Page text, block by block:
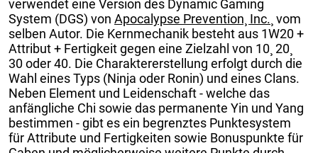
verwendet eine Version des Dynamic Gaming
System (DGS) von Apocalypse Prevention¸ Inc. ¸ vom
selben Autor. Die Kernmechanik besteht aus 1W20 +
Attribut + Fertigkeit gegen eine Zielzahl von 10¸ 20¸
30 oder 40. Die Charaktererstellung erfolgt durch die
Wahl eines Typs (Ninja oder Ronin) und eines Clans.
Neben Element und Leidenschaft - welche das
anfängliche Chi sowie das permanente Yin und Yang
bestimmen - gibt es ein begrenztes Punktesystem
für Attribute und Fertigkeiten sowie Bonuspunkte für